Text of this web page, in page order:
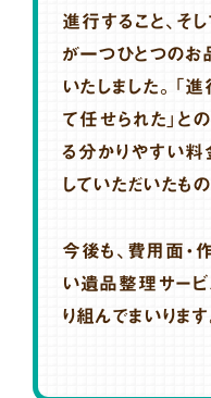
進行すること、そ
が一つひとつのお
いたしました。「
て任せられた」と
る分かりやすい
していただいたも
今後も、費用面・
い遺品整理サービ
り組んでまいります